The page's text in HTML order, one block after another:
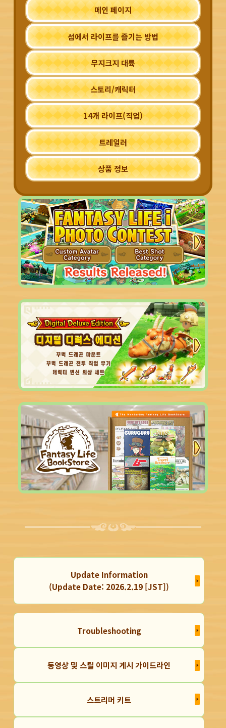
메인 페이지
섬에서 라이프를즐기는 방법
무지크지 대륙
스토리/캐릭터
14개 라이프(직업)
트레일러
상품 정보
Update Information
(Update Date: 2026.2.19 [JST])
Troubleshooting
동영상 및 스틸 이미지 게시 가이드라인
스트리머 키트